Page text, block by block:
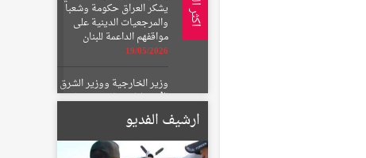
يشكر العراق حكومة وشعبا
والمرجعيات الدينية على
مواقفهم الداعمة للبنان
19/05/2026
وزير الخارجية ووزير الشرق
الأوسط البريطاني يبحثان
الأوضاع الإقليمية
والتطورات بالمنطقة
19/05/2026
ارشيف الفديو